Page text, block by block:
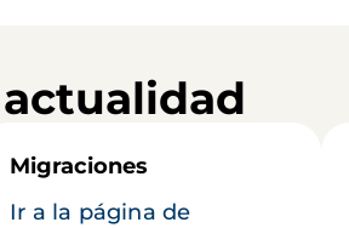
Migraciones
Ir a la página de